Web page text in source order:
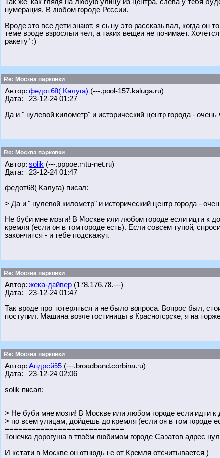
Так же, как глядя на любую улицу из центра, слева у тебя
нумерация. В любом городе России.
Вроде это все дети знают, я сыну это рассказывал, когда
теме вроде взрослый чел, а таких вещей не понимает.
ракету" :)
Re: Москва парковки
Автор: федот68( Калуга) (---.pool-157.kaluga.ru)
Дата: 23-12-24 01:27
Да и " нулевой километр" и исторический центр города -
Re: Москва парковки
Автор: solik (---.pppoe.mtu-net.ru)
Дата: 23-12-24 01:47
федот68( Калуга) писал:
> Да и " нулевой километр" и исторический центр города -
Не буби мне мозги! В Москве или любом городе если идти к
кремля (если он в том городе есть). Если совсем тупой,
закончится - и тебе подскажут.
Re: Москва парковки
Автор: жека-дайвер (178.176.78.---)
Дата: 23-12-24 01:47
Так вроде про потеряться и не было вопроса. Вопрос был,
поступил. Машина возле гостиницы в Красногорске, я на
Re: Москва парковки
Автор: Андрей65 (---.broadband.corbina.ru)
Дата: 23-12-24 02:06
solik писал:
> Не буби мне мозги! В Москве или любом городе если идти
> по всем улицам, дойдешь до кремля (если он в том городе
===========================
Тонечка дорогуша в твоём любимом городе Саратов адрес
И кстати в Москве он отнюдь не от Кремля отсчитывается )